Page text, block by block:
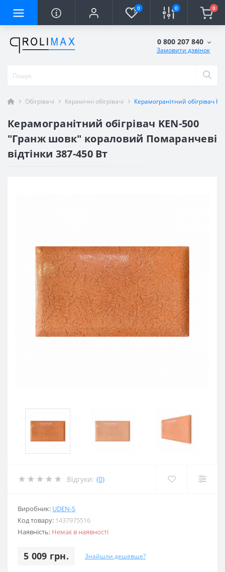
0 0 0
0 800 207 840
Замовити дзвінок
Обігрівачі Керамічні обігрівачі Керамогранітний обігрівач
Керамогранітний обігрівач KEN-500
"Гранж шовк" кораловий Помаранчеві
відтінки 387-450 Вт
Відгуки: (0)
Виробник: UDEN-S
Код товару: 1437975516
Наявність: Немає в наявності
5 009 грн. Знайшли дешевше?